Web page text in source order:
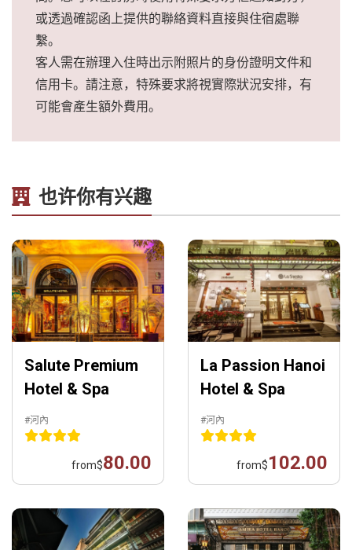
或透過確認函上提供的聯絡資料直接與住宿處聯
繫。
客人需在辦理入住時出示附照片的身份證明文件和
信用卡。請注意，特殊要求將視實際狀況安排，有
可能會產生額外費用。
也许你有兴趣
Salute Premium
Hotel & Spa
#河內
from$80.00
La Passion Hanoi
Hotel & Spa
#河內
from$102.00